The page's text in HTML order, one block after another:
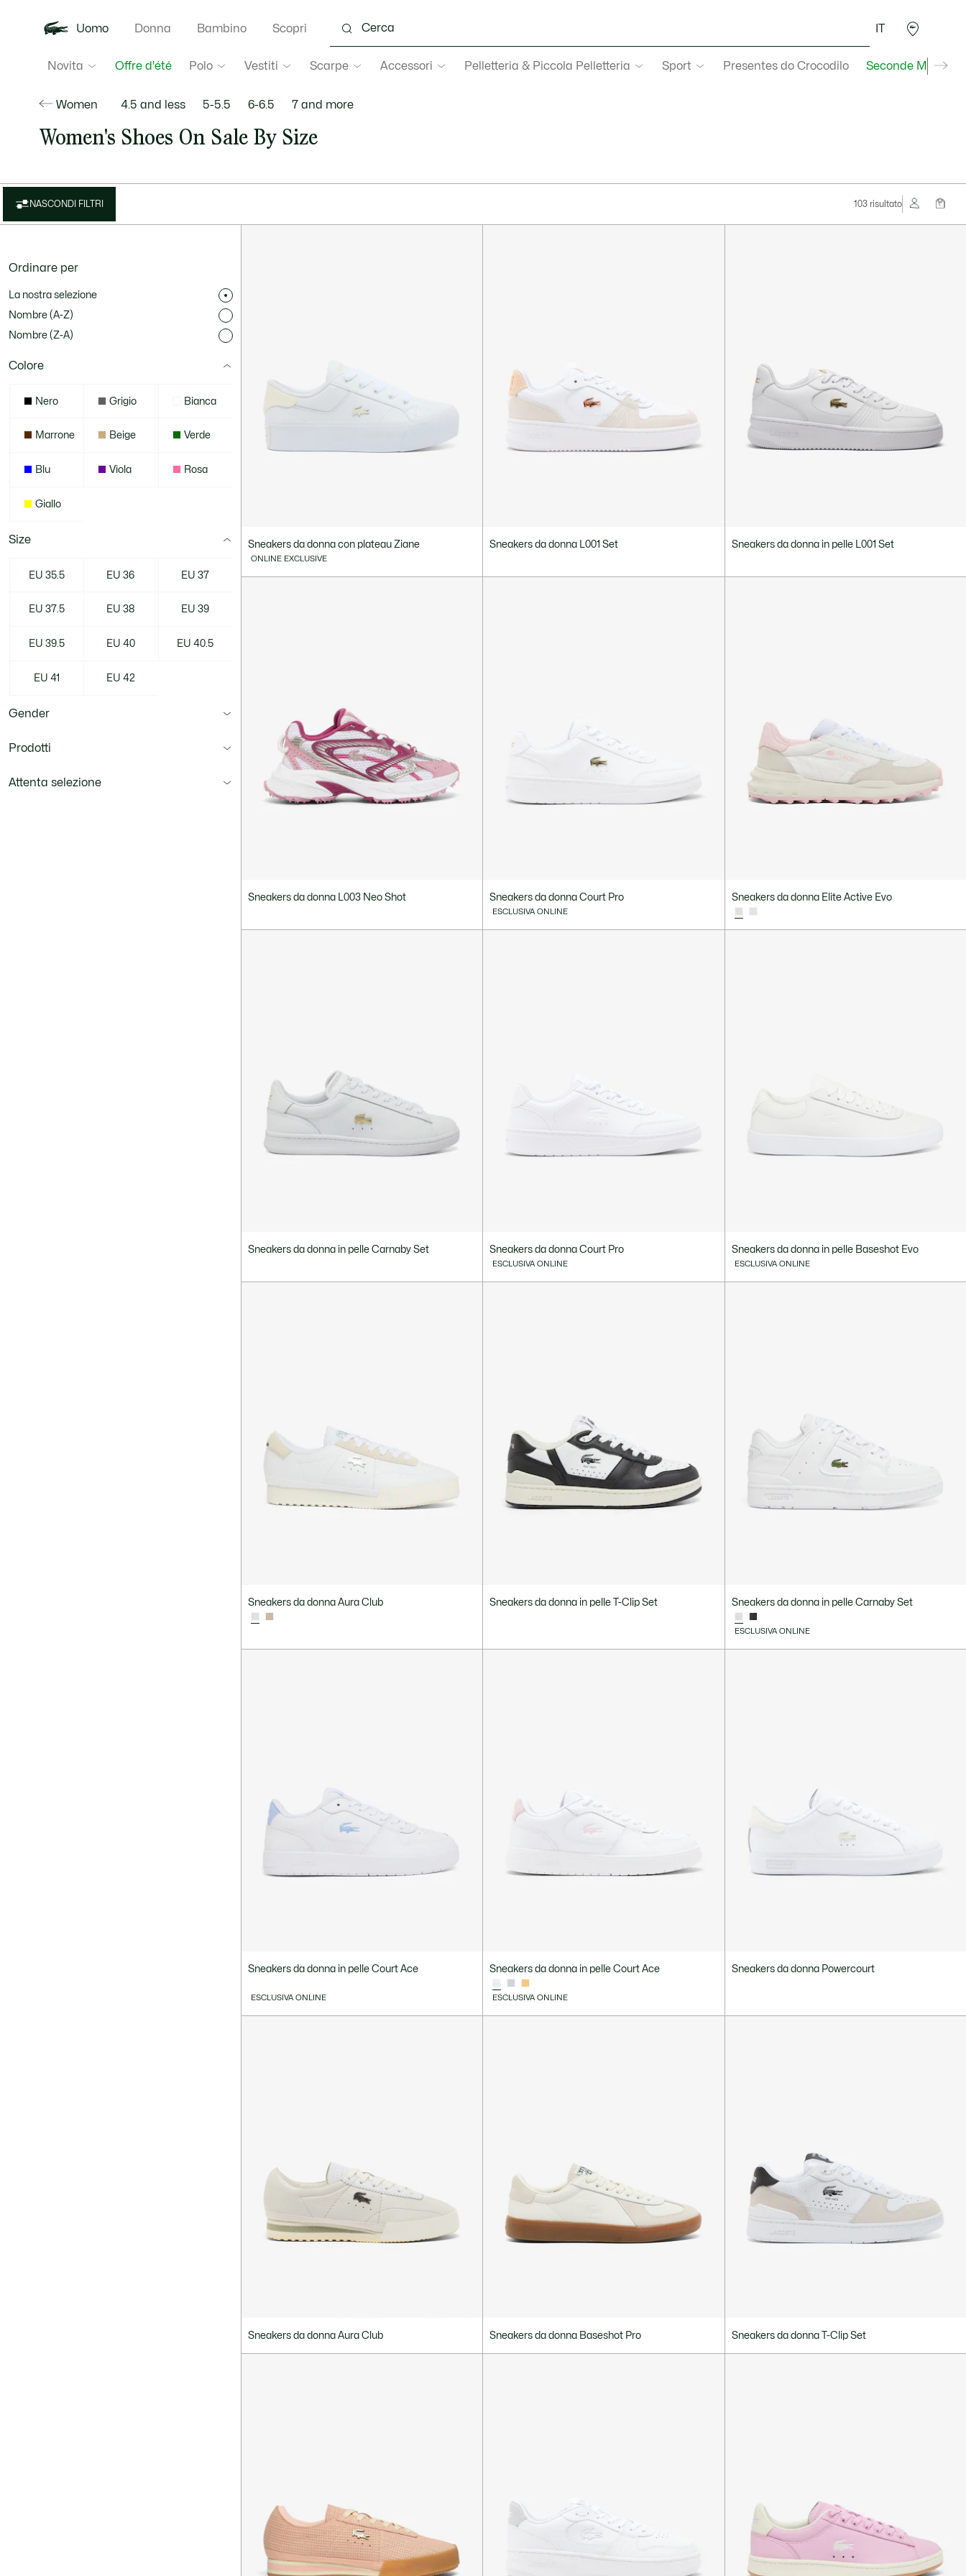
Uomo
Novita Offre d'été Polo Vestiti Scarpe Accessori Pelletteria & Piccola Pelletteria Sport Presentes do Crocodilo Seconde Main
Donna Bambino Scopri IT
Women 4.5 and less 5-5.5 6-6.5 7 and more
Women's Shoes On Sale By Size
NASCONDI FILTRI 103 risultato
Ordinare per
La nostra selezione
Nombre (A-Z)
Nombre (Z-A)
Colore
Nero Grigio Bianca
Marrone Beige Verde
Blu Viola Rosa
Giallo
Size
EU 35.5 EU 36 EU 37
EU 37.5 EU 38 EU 39
EU 39.5 EU 40 EU 40.5
EU 41 EU 42
Gender
Prodotti
Attenta selezione
Sneakers da donna con plateau Ziane
ONLINE EXCLUSIVE
Sneakers da donna L001 Set Sneakers da donna in pelle L001 Set
Sneakers da donna L003 Neo Shot Sneakers da donna Court Pro
ESCLUSIVA ONLINE
Sneakers da donna Elite Active Evo
Sneakers da donna in pelle Carnaby Set Sneakers da donna Court Pro
ESCLUSIVA ONLINE
Sneakers da donna in pelle Baseshot Evo
ESCLUSIVA ONLINE
Sneakers da donna Aura Club Sneakers da donna in pelle T-Clip Set Sneakers da donna in pelle Carnaby Set
ESCLUSIVA ONLINE
Sneakers da donna in pelle Court Ace
ESCLUSIVA ONLINE
Sneakers da donna in pelle Court Ace
ESCLUSIVA ONLINE
Sneakers da donna Powercourt
Sneakers da donna Aura Club Sneakers da donna Baseshot Pro Sneakers da donna T-Clip Set